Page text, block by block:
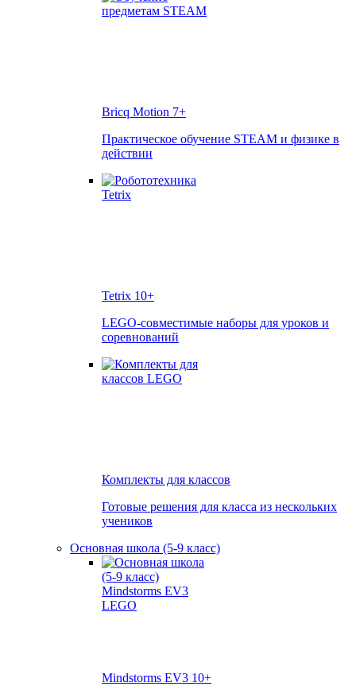
Bricq Motion 7+
Практическое обучение STEAM и физике в
действии
Tetrix 10+
LEGO-совместимые наборы для уроков и
соревнований
Комплекты для классов
Готовые решения для класса из нескольких
учеников
Основная школа (5-9 класс)
Mindstorms EV3 10+